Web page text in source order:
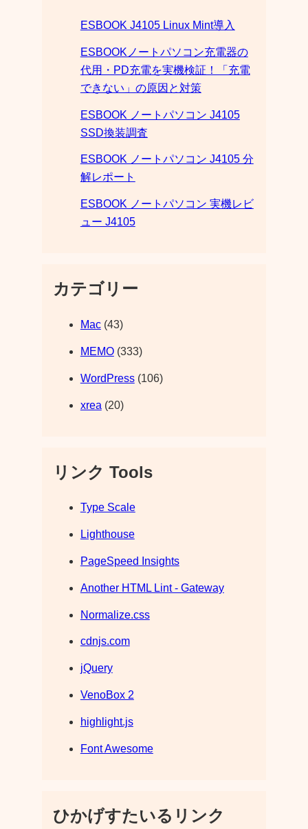
ESBOOK J4105 Linux Mint導入
ESBOOKノートパソコン充電器の
代用・PD充電を実機検証！「充電
できない」の原因と対策
ESBOOK ノートパソコン J4105
SSD換装調査
ESBOOK ノートパソコン J4105 分
解レポート
ESBOOK ノートパソコン 実機レビ
ュー J4105
カテゴリー
Mac(43)
MEMO(333)
WordPress(106)
xrea (20)
リンク Tools
Type Scale
Lighthouse
PageSpeed Insights
Another HTML Lint - Gateway
Normalize.css
cdnjs.com
jQuery
VenoBox 2
highlight.js
Font Awesome
ひかげすたいるリンク